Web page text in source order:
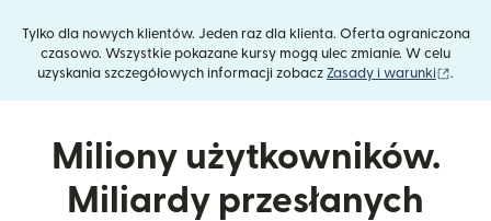
Tylko dla nowych klientów. Jeden raz dla klienta. Oferta ograniczona
czasowo. Wszystkie pokazane kursy mogą ulec zmianie. W celu
uzyskania szczegółowych informacji zobacz Zasady i warunki .
Miliony użytkowników.
Miliardy przesłanych